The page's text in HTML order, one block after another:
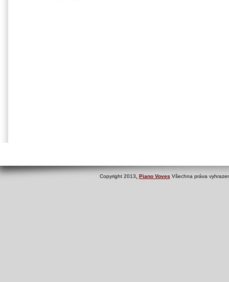
Copyright 2013 Piano Voves Všechna práva